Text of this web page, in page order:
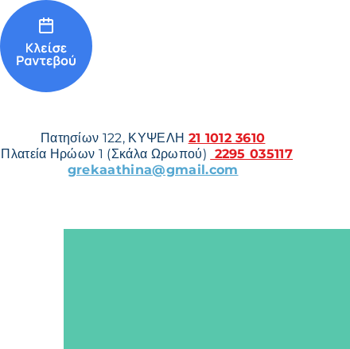
Πατησίων 122, ΚΥΨΕΛΗ 21 1012 3610
Πλατεία Ηρώων 1 (Σκάλα Ωρωπού) 2295 035117
grekaathina@gmail.com